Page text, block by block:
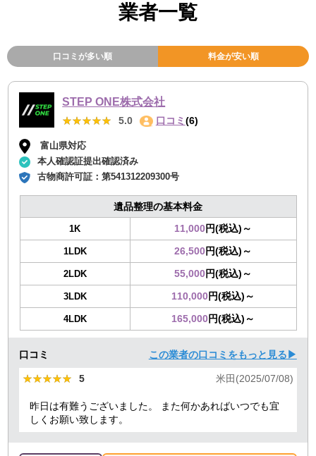
業者一覧
口コミが多い順 料金が安い順
STEP ONE株式会社
★★★★★
★★★★★ 5.0 口コミ (6)
富山県対応
本人確認証提出確認済み
古物商許可証：第541312209300号
遺品整理の基本料金
1K 11,000円(税込)～
1LDK 26,500円(税込)～
2LDK 55,000円(税込)～
3LDK 110,000円(税込)～
4LDK 165,000円(税込)～
口コミ この業者の口コミをもっと見る▶
★★★★★
★★★★★ 5 米田(2025/07/08)
昨日は有難うございました。 また何かあればいつでも宜
しくお願い致します。